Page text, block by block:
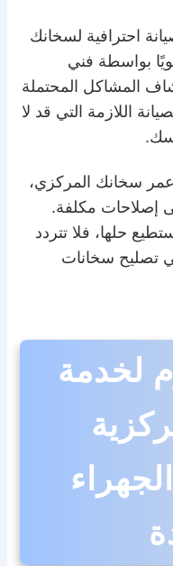
احترافية لسخانك
بواسطة فني
المشاكل المحتملة
اللازمة التي قد لا
عمر سخانك المركزي،
إصلاحات مكلفة.
حلها، فلا تتردد
تصليح سخانات
لخدمة